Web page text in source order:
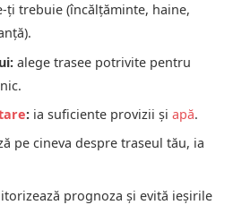
ți trebuie (încălțăminte, haine,
alege trasee potrivite pentru
: ia suficiente provizii și apă.
pe cineva despre traseul tău, ia
prognoza și evită ieșirile